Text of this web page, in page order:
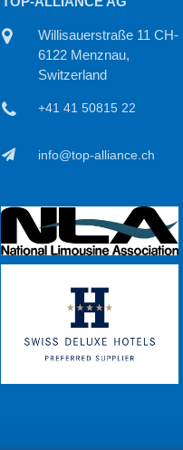
Willisauerstraße 11 CH-
6122 Menznau,
Switzerland
+41 41 50815 22
info@top-alliance.ch